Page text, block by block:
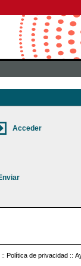
:: Política de privacidad ::